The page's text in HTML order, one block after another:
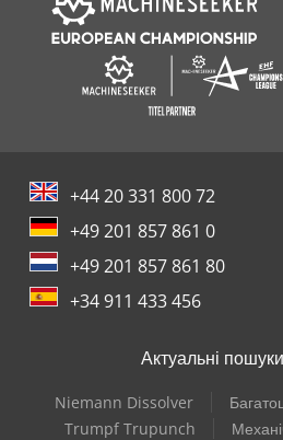
+44 20 331 800 72
+49 201 857 861 0
+49 201 857 861 80
+34 911 433 456
Актуальні
Niemann Dissolver
Trumpf Trupunch